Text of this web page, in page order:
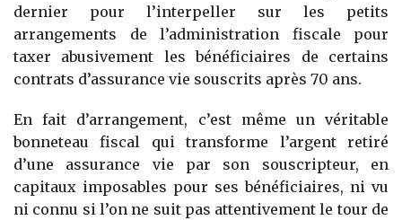
dernier pour l’interpeller sur les petits
arrangements de l’administration fiscale pour
taxer abusivement les bénéficiaires de certains
contrats d’assurance vie souscrits après 70 ans.
En fait d’arrangement, c’est même un véritable
bonneteau fiscal qui transforme l’argent retiré
d’une assurance vie par son souscripteur, en
capitaux imposables pour ses bénéficiaires, ni vu
ni connu si l’on ne suit pas attentivement le tour de